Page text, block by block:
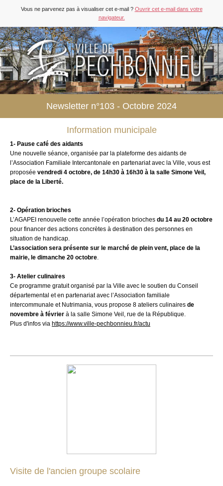
Vous ne parvenez pas à visualiser cet e-mail ? Ouvrir cet e-mail dans votre
navigateur.
Newsletter n°103 - Octobre 2024
Information municipale
1- Pause café des aidants
Une nouvelle séance, organisée par la plateforme des aidants de
l’Association Familiale Intercantonale en partenariat avec la Ville, vous est
proposée vendredi 4 octobre, de 14h30 à 16h30 à la salle Simone Veil,
place de la Liberté.
2- Opération brioches
L’AGAPEI renouvelle cette année l’opération brioches du 14 au 20 octobre
pour financer des actions concrètes à destination des personnes en
situation de handicap.
L’association sera présente sur le marché de plein vent, place de la
mairie, le dimanche 20 octobre.
3- Atelier culinaires
Ce programme gratuit organisé par la Ville avec le soutien du Conseil
départemental et en partenariat avec l’Association familiale
intercommunale et Nutrimania, vous propose 8 ateliers culinaires de
novembre à février à la salle Simone Veil, rue de la République.
Plus d'infos via https://www.ville-pechbonnieu.fr/actu
Visite de l'ancien groupe scolaire